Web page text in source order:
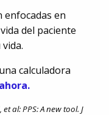
enfocadas en
del paciente
calculadora
al: PPS: A new tool. J